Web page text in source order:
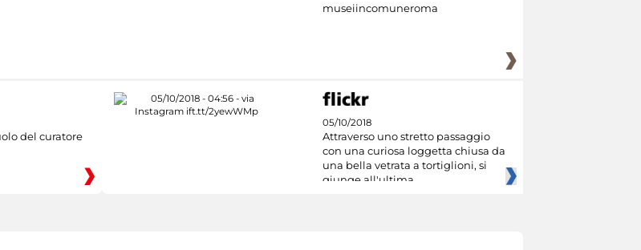
museiincomuneroma
del curatore
05/10/2018
Attraverso uno stretto passaggio
con una curiosa loggetta chiusa da
una bella vetrata a tortiglioni, si
giunge all'ultima